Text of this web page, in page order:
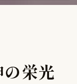
の栄光